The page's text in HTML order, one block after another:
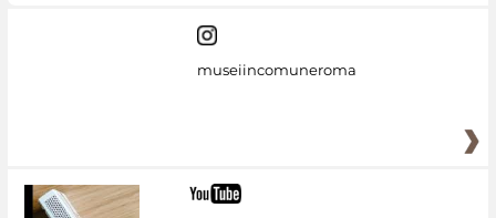
museiincomuneroma